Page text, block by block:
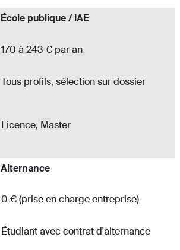
École publique / IAE
170 à 243 € par an
Tous profils, sélection sur dossier
Licence, Master
Alternance
0 € (prise en charge entreprise)
Étudiant avec contrat d'alternance